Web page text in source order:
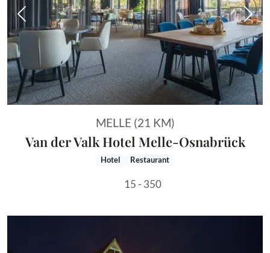
Vorheriges Bild
MELLE (21 KM)
Van der Valk Hotel Melle-Osnabrück
Hotel Restaurant
15 - 350